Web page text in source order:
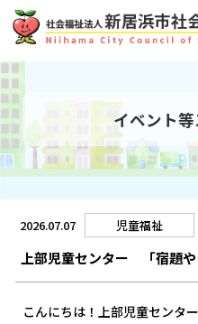
イベント
2026.07.07 児童福祉
上部児童センター 「宿題や
こんにちは！上部児童センター